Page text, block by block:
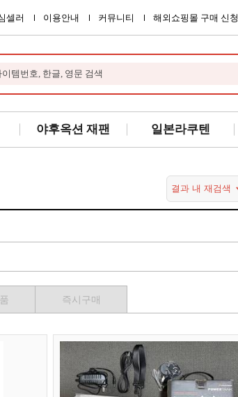
셀러 이용안내 커뮤니티 해외쇼핑몰 구매 신청
야후옥션 재팬 일본라쿠텐
즉시구매